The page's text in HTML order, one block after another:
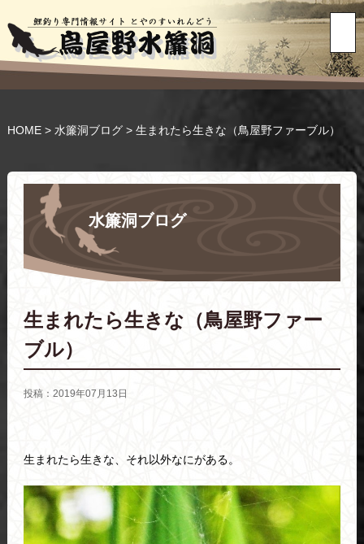
HOME> 水簾洞ブログ> 生まれたら生きな（鳥屋野ファーブル）
水簾洞ブログ
生まれたら生きな（鳥屋野ファー
ブル）
投稿：2019年07月13日
生まれたら生きな、それ以外なにがある。